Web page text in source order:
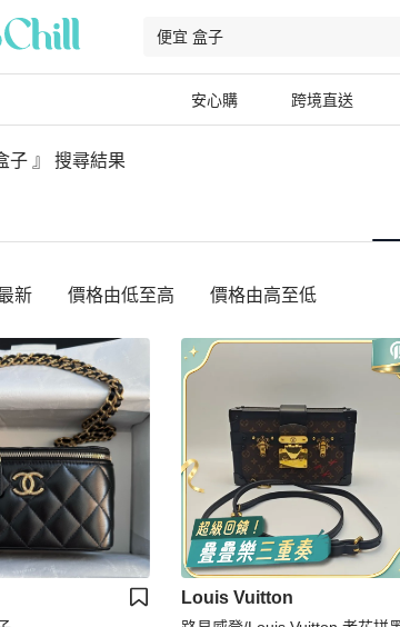
安心購 跨境直送
子 』 搜尋結果
新 價格由低至高 價格由高至低
Louis Vuitton